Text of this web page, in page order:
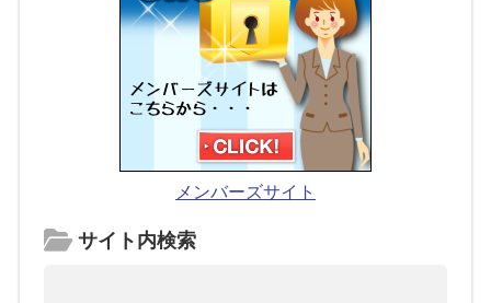
メンバーズサイト
サイト内検索